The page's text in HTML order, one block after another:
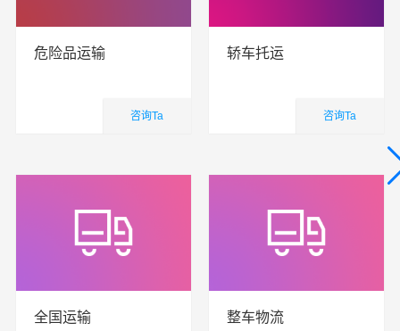
危险品运输
咨询Ta
轿车托运
咨询Ta
全国运输 整车物流